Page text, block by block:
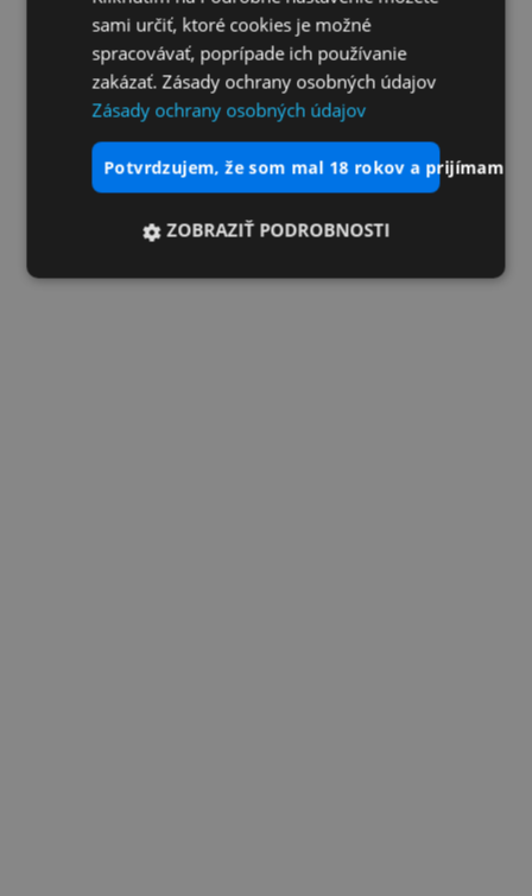
sami určiť, ktoré cookies je možné
spracovávať, poprípade ich používanie
zakázať. Zásady ochrany osobných údajov
Zásady ochrany osobných údajov
potvrdzujem, že som mal 18 rokov a prijímam
ZOBRAZIŤ PODROBNOSTI